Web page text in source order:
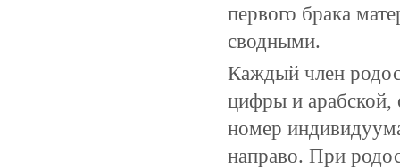
первого брака
сводными.
Каждый член
цифры и арабской,
номер
направо. При